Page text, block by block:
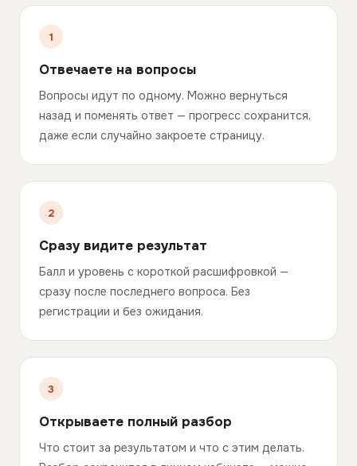
Отвечаете на вопросы
Вопросы идут по одному. Можно вернуться
назад и поменять ответ — прогресс сохранится,
даже если случайно закроете страницу.
Сразу видите результат
Балл и уровень с короткой расшифровкой —
сразу после последнего вопроса. Без
регистрации и без ожидания.
Открываете полный разбор
Что стоит за результатом и что с этим делать.